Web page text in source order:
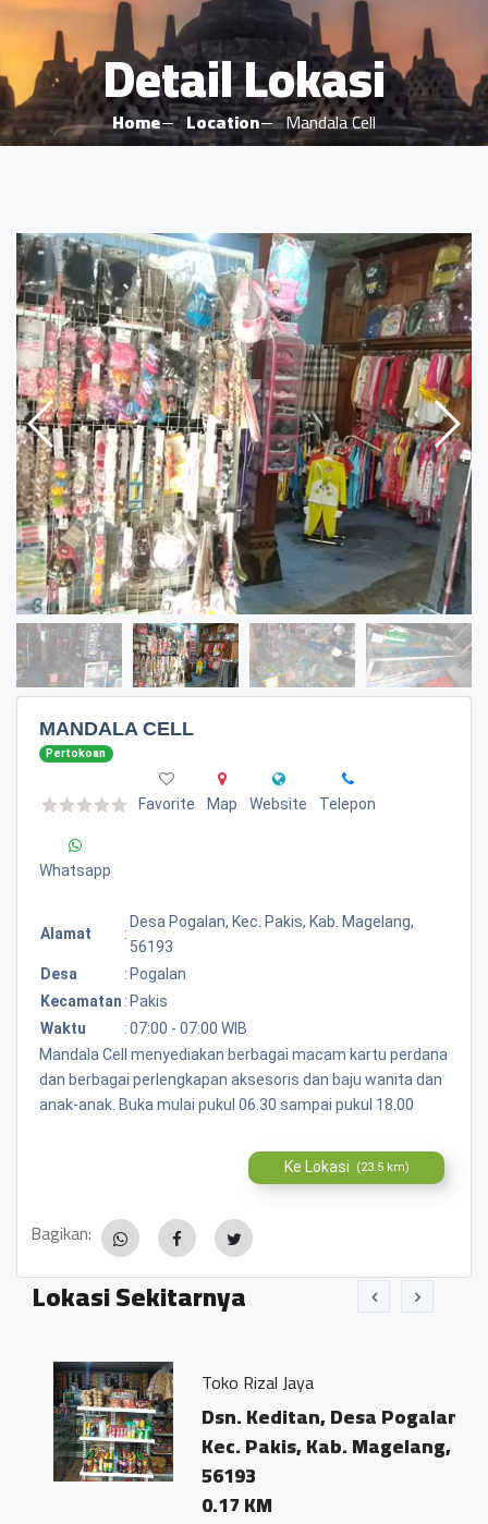
Detail Lokasi
Home Location Mandala Cell
MANDALA CELL
Pertokoan
Favorite Map Website Telepon
Whatsapp
Alamat :
Desa Pogalan, Kec. Pakis, Kab. Magelang,
56193
Desa
: Pogalan
Kecamatan : Pakis
Waktu
:07:00 - 07:00 WIB
Mandala Cell menyediakan berbagai macam kartu perdana
dan berbagai perlengkapan aksesoris dan baju wanita dan
anak-anak. Buka mulai pukul 06.30 sampai pukul 18.00
Ke Lokasi (23.5 km)
Bagikan:
Lokasi Sekitarnya
Toko Rizal Jaya
Dsn. Keditan, Desa Pogalan,
Kec. Pakis, Kab. Magelang,
56193
0.17 KM